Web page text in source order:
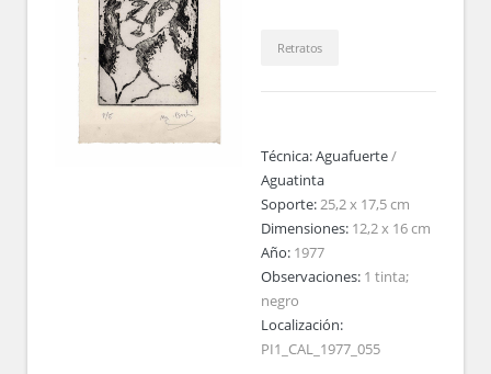
Retratos
Técnica:Aguafuerte/
Aguatinta
Soporte:25,2 x 17,5 cm
Dimensiones: 12,2 x 16 cm
Año: 1977
Observaciones: 1 tinta;
negro
Localización:
PI1_CAL_1977_055